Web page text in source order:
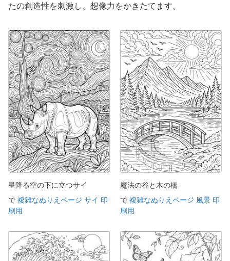
たの創造性を刺激し、想像力をかきたてます。
星降る空の下に立つサイ
で 複雑なぬりえページ サイ 印
刷用
魔法の谷と木の橋
で 複雑なぬりえページ 風景 印
刷用